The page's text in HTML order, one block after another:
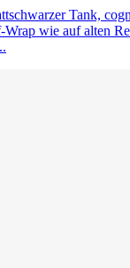
Tank,
wie auf alten